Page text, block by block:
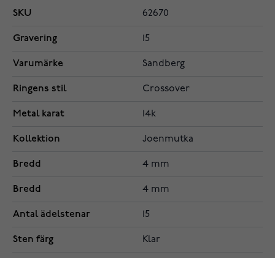
SKU 62670
Gravering 15
Varumärke Sandberg
Ringens stil Crossover
Metal karat 14k
Kollektion Joenmutka
Bredd 4 mm
Bredd 4 mm
Antal ädelstenar 15
Sten färg Klar